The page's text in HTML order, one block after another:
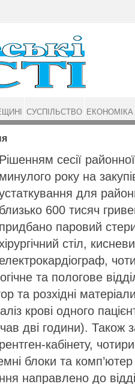
Рішенням сесії
минулого року на
для
близько 600 тисяч
придбано паровий
стіл,
та пологове
та розхідні
крові одного
дві години). Також
кабінету,
блоки та комп’ютер
направлено до
СУСПІЛЬСТВО ЕКОНОМІКА